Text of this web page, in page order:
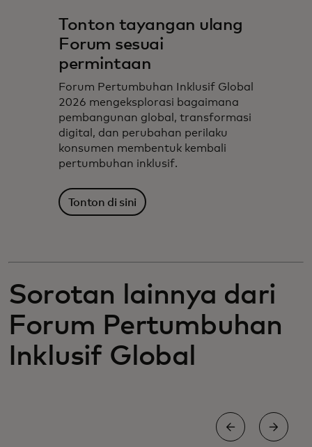
Tonton tayangan ulang
Forum sesuai
permintaan
Forum Pertumbuhan Inklusif Global
2026 mengeksplorasi bagaimana
pembangunan global, transformasi
digital, dan perubahan perilaku
konsumen membentuk kembali
pertumbuhan inklusif.
Tonton di sini
Sorotan lainnya dari
Forum Pertumbuhan
Inklusif Global